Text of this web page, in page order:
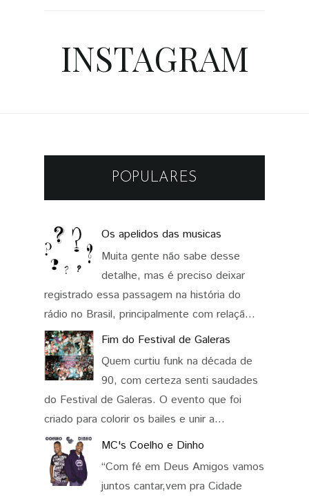
INSTAGRAM
POPULARES
Os apelidos das musicas
Muita gente não sabe desse
detalhe, mas é preciso deixar
registrado essa passagem na história do
rádio no Brasil, principalmente com relaçã...
Fim do Festival de Galeras
Quem curtiu funk na década de
90, com certeza senti saudades
do Festival de Galeras. O evento que foi
criado para colorir os bailes e unir a...
MC's Coelho e Dinho
“Com fé em Deus Amigos vamos
juntos cantar,vem pra Cidade